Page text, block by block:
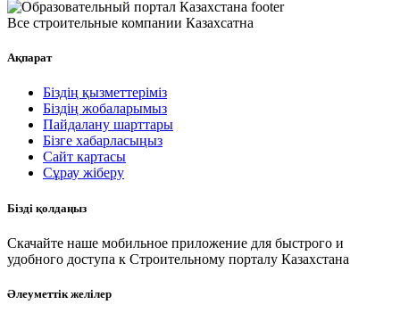
Все строительные компании Казахсатна
Ақпарат
Біздің қызметтеріміз
Біздің жобаларымыз
Пайдалану шарттары
Бізге хабарласыңыз
Сайт картасы
Сұрау жіберу
Бізді қолдаңыз
Скачайте наше мобильное приложение для быстрого и
удобного доступа к Строительному порталу Казахстана
Әлеуметтік желілер